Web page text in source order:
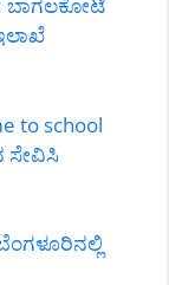
to school
ಸೇವಿಸಿ